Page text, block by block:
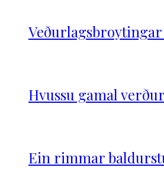
Hvussu gamal
Ein rimmar